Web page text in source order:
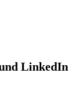
LinkedIn